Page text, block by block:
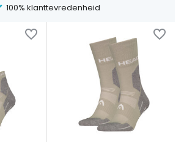
100% klanttevredenheid